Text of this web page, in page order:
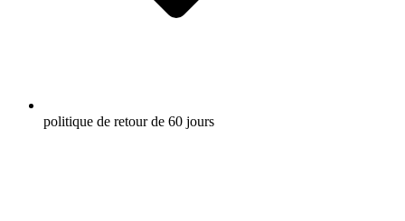
politique de retour de 60 jours